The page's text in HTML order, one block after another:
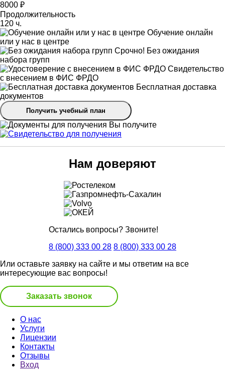
8000 ₽
Продолжительность
120 ч.
Обучение онлайн
или у нас в центре
Срочно! Без ожидания
набора групп
Свидетельство
с внесением в ФИС ФРДО
Бесплатная доставка
документов
Получить учебный план
Вы получите
Нам доверяют
Остались вопросы? Звоните!
8 (800) 333 00 28 8 (800) 333 00 28
Или оставьте заявку на сайте и мы ответим на все
интересующие вас вопросы!
Заказать звонок
О нас
Услуги
Лицензии
Контакты
Отзывы
Вход